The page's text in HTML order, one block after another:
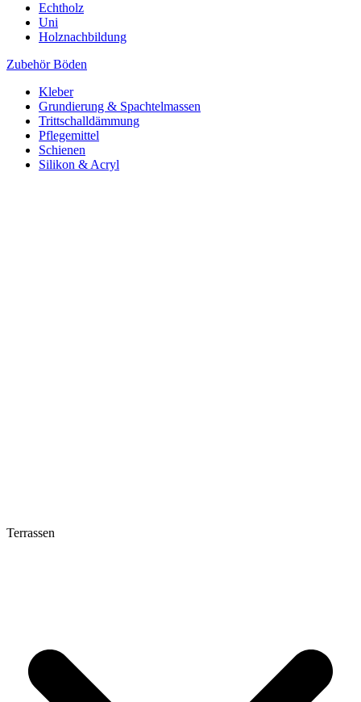
Echtholz
Uni
Holznachbildung
Zubehör Böden
Kleber
Grundierung & Spachtelmassen
Trittschalldämmung
Pflegemittel
Schienen
Silikon & Acryl
Terrassen